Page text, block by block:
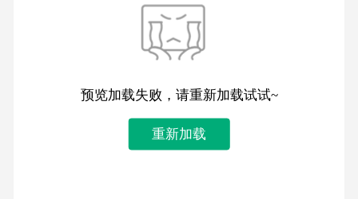
预览加载失败，请重新加载试试~
重新加载